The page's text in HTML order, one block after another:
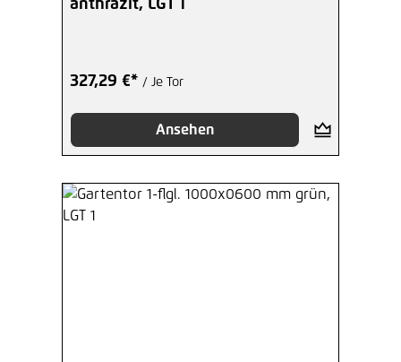
anthrazit, LGT 1
327,29 €* / Je Tor
Ansehen